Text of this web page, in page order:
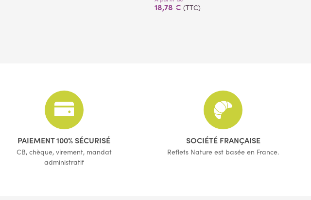
(1 avis)
18,78 € (TTC)
PAIEMENT 100% SÉCURISÉ
CB, chèque, virement, mandat
administratif
SOCIÉTÉ FRANÇAISE
Reflets Nature est basée en France.